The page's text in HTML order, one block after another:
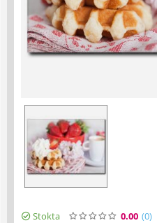
Stokta 0.00 (0)